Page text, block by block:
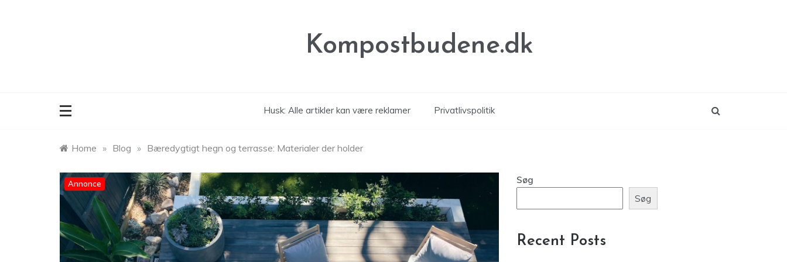
Kompostbudene.dk
Husk: Alle artikler kan være reklamer Privatlivspolitik
Home » Blog » Bæredygtigt hegn og terrasse: Materialer der holder
Annonce
Søg
Søg
Recent Posts